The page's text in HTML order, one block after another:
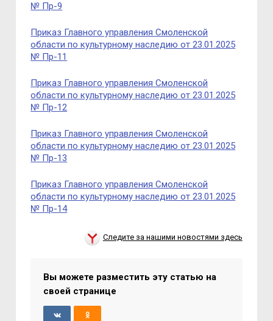
№ Пр-9
Приказ Главного управления Смоленской
области по культурному наследию от 23.01.2025
№ Пр-11
Приказ Главного управления Смоленской
области по культурному наследию от 23.01.2025
№ Пр-12
Приказ Главного управления Смоленской
области по культурному наследию от 23.01.2025
№ Пр-13
Приказ Главного управления Смоленской
области по культурному наследию от 23.01.2025
№ Пр-14
Следите за нашими новостями здесь
Вы можете разместить эту статью на
своей странице